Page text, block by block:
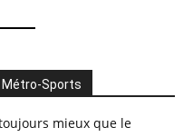
Métro-Sports
toujours mieux que le